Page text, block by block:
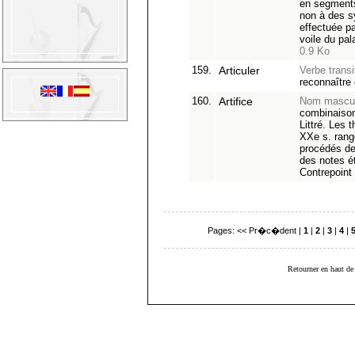
en
non à des
effectuée
voile du
0.9 Ko
159.
Articuler
Verbe
reconnaître
160.
Artifice
Nom
Littré. Les
XXe s.
procédés
des notes
Contrepoint
Pages: << Pr�c�dent| 1| 2| 3| 4| 5
Retourner en haut de